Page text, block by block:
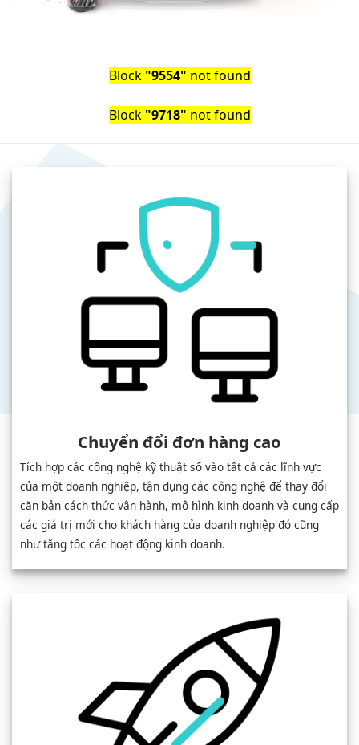
Block "9554" not found
Block "9718" not found
Chuyển đổi đơn hàng cao
Tích hợp các công nghệ kỹ thuật số vào tất cả các lĩnh vực
của một doanh nghiệp, tận dụng các công nghệ để thay đổi
căn bản cách thức vận hành, mô hình kinh doanh và cung cấp
các giá trị mới cho khách hàng của doanh nghiệp đó cũng
như tăng tốc các hoạt động kinh doanh.